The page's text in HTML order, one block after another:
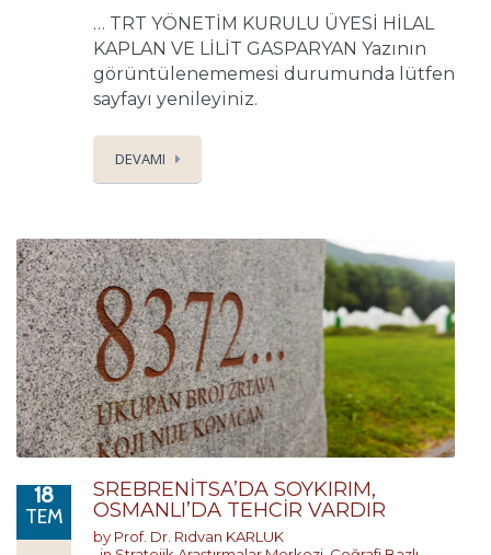
… TRT YÖNETİM KURULU ÜYESİ HİLAL
KAPLAN VE LİLİT GASPARYAN Yazının
görüntülenememesi durumunda lütfen
sayfayı yenileyiniz.
DEVAMI
18
TEM
SREBRENİTSA’DA SOYKIRIM,
OSMANLI’DA TEHCİR VARDIR
by Prof. Dr. Rıdvan KARLUK